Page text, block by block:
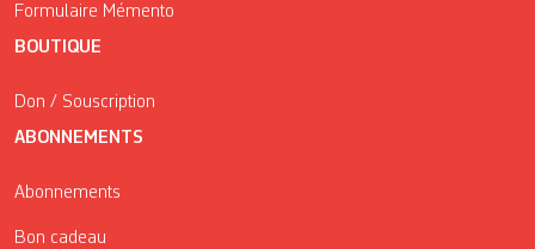
Formulaire Mémento
BOUTIQUE
Don / Souscription
ABONNEMENTS
Abonnements
Bon cadeau